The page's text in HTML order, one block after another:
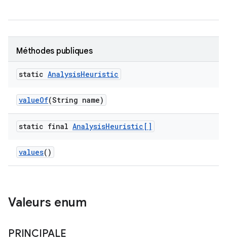
Méthodes publiques
static AnalysisHeuristic
valueOf(String name)
static final AnalysisHeuristic[]
values()
Valeurs enum
PRINCIPALE